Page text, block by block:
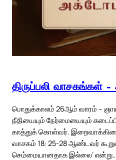
திருப்பலி வாசகங்கள்
பொதுக்காலம் 26ஆம் வாரம் –
நீதியையும் நேர்மையையும்
காத்துக் கொள்வர். இறைவாக்கினர்
வாசகம் 18: 25-28 ஆண்டவர்
செம்மையானதாக இல்லை’ என்று…